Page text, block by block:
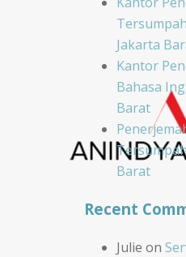
Jakarta
Kantor
Bahasa
Barat
Barat
Recent
Julie on